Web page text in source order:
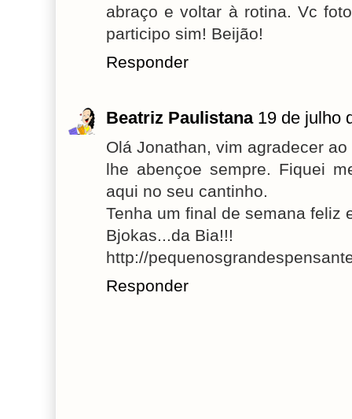
abraço e voltar à rotina. Vc
participo sim! Beijão!
Responder
Beatriz Paulistana 19 de julho
Olá Jonathan, vim agradecer
lhe abençoe sempre. Fiquei
aqui no seu cantinho.
Tenha um final de semana feliz
Bjokas...da Bia!!!
http://
Responder